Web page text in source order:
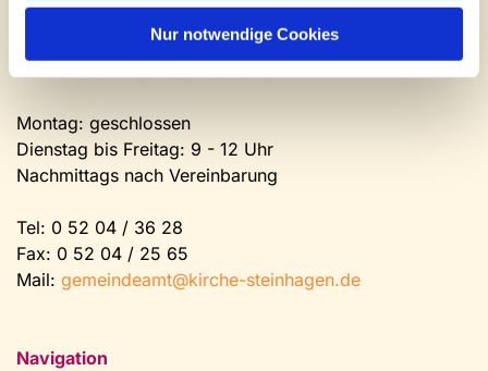
Nur notwendige Cookies
Kontakt und Öffnungszeiten
Montag: geschlossen
Dienstag bis Freitag: 9 - 12 Uhr
Nachmittags nach Vereinbarung
Tel: 0 52 04 / 36 28
Fax: 0 52 04 / 25 65
Mail: gemeindeamt@kirche-steinhagen.de
Navigation